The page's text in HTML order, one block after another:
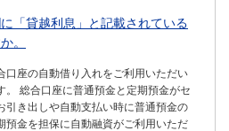
「貸越利息」と記載されている
。
口座の自動借り入れをご利用いただい
。 総合口座に普通預金と定期預金がセ
引き出しや自動支払い時に普通預金の
預金を担保に自動融資がご利用いただ